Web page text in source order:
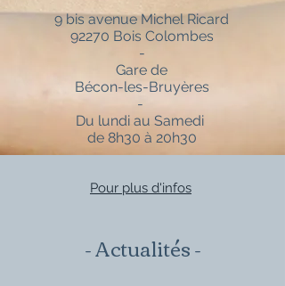
9 bis avenue Michel Ricard
92270 Bois Colombes
-
Gare de
Bécon-les-Bruyères
-
Du lundi au Samedi
de 8h30 à 20h30
Pour plus d'infos
- Actualités -